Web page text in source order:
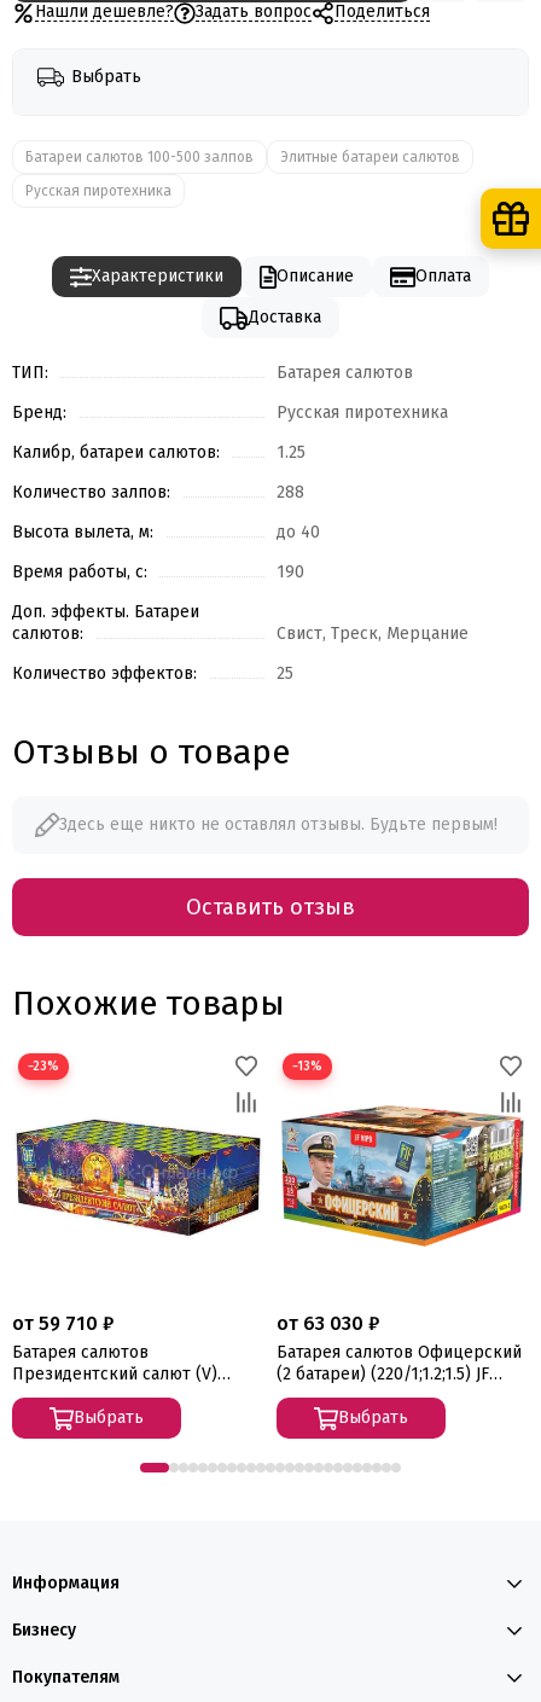
Нашли дешевле? Задать вопрос Поделиться
Выбрать
Батареи салютов 100-500 залпов
Элитные батареи салютов
Русская пиротехника
Характеристики Описание
Оплата
Доставка
ТИП:
Батарея салютов
Бренд:
Русская пиротехника
Калибр, батареи салютов:
1.25
Количество залпов:
288
Высота вылета, м:
до 40
Время работы, с:
190
Доп. эффекты. Батареи
салютов:
Свист, Треск, Мерцание
Количество эффектов:
25
Отзывы о товаре
Здесь еще никто не оставлял отзывы. Будьте первым!
Оставить отзыв
Похожие товары
−23%
от 59 710 ₽
Батарея салютов
Президентский салют (V)
(235/1;1.2;1.9) JF VIP3
Выбрать
−13%
от 63 030 ₽
Батарея салютов Офицерский
(2 батареи) (220/1;1.2;1.5) JF
VIP9
Выбрать
Информация
Бизнесу
Покупателям